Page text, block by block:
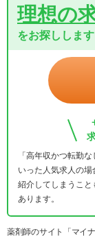
理想の
をお探しします
「高年収かつ転勤
いった人気求人の
紹介してしまうこと
あります。
薬剤師のサイト「マイ